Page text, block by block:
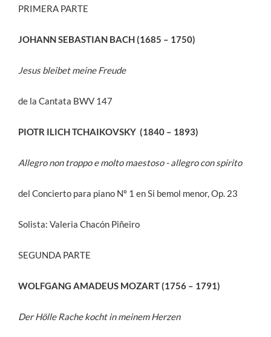
PRIMERA PARTE
JOHANN SEBASTIAN BACH (1685 – 1750)
Jesus bleibet meine Freude
de la Cantata BWV 147
PIOTR ILICH TCHAIKOVSKY (1840 – 1893)
Allegro non troppo e molto maestoso - allegro con spirito
del Concierto para piano Nº 1 en Si bemol menor, Op. 23
Solista: Valeria Chacón Piñeiro
SEGUNDA PARTE
WOLFGANG AMADEUS MOZART (1756 – 1791)
Der Hölle Rache kocht in meinem Herzen